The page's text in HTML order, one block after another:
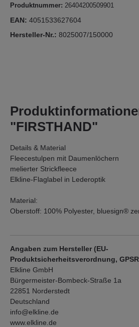
Produktnummer: 26404200509901
EAN: 4051533627604
Hersteller-Nr.: 8025007/150000
"FIRSTHAND"
Details & Material
Fleecestulpen mit Daumenlöchern
melierter Strickfleece
Elkline-Flaglabel in Lederoptik
Material:
Oberstoff: 100% Polyester, bluesign®
Angaben zum Hersteller (EU-
Produktsicherheitsverordnung,
Elkline GmbH
Bürgermeister-Bombeck-Straße 1a
22851 Norderstedt
Deutschland
info@elkline.de
www.elkline.de